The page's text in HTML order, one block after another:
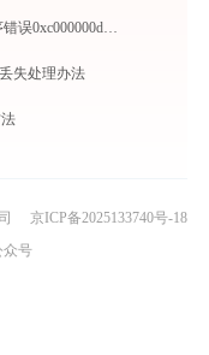
WPS Office错误报告transerr.exe应用程序错误0xc000000d解决方法
失处理办法
京ICP备2025133740号-18
众号